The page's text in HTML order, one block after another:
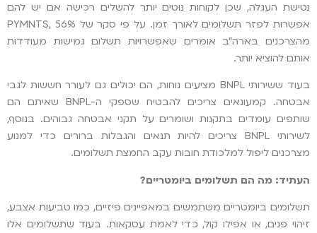
נטישת העגלה, שכן לקוחות נוטים יותר להשלים רכישה אם יש להם
אפשרות לפזר תשלומים לאורך זמן. על פי סקר של PYMNTS, 56%
מהצרכנים בארה"ב אומרים שאפשרויות תשלום גמישות מעודדות
אותם להוציא יותר.
בעוד ששירותי BNPL מציעים נוחות, הם יכולים גם לעורר חששות לגבי
אבטחה. קמעונאים צריכים להבטיח שספקי ה-BNPL שאיתם הם
שותפים עומדים בתקנות ושומרים על תקני אבטחה גבוהים. בנוסף,
לשירותי BNPL צריכים להיות תנאים והגבלות ברורים כדי למנוע
מצרכנים ליפול למלכודת חובות עקב החמצת תשלומים.
העתיד: מה הם תשלומים ביומטריים?
תשלומים ביומטריים משתמשים במאפיינים פיזיים, כמו טביעות אצבע,
זיהוי פנים, או אפילו קול, כדי לאמת עסקאות. בעוד שתשלומים אלו